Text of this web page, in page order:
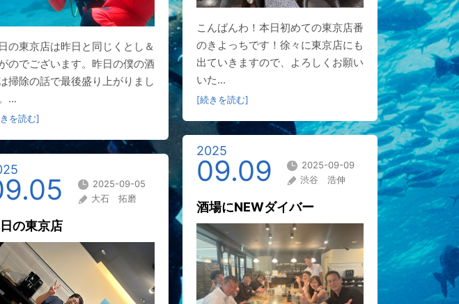
こんばんわ！本日初めての東京店番
のきよっちです！徐々に東京店にも
出ていきますので、よろしくお願い
いた...
[続きを読む]
の東京店は昨日と同じくとし＆
のでございます。昨日の僕の酒
掃除の話で最後盛り上がりまし
...
を読む]
2025
09.09
2025-09-09
渋谷 浩伸
酒場にNEWダイバー
2025-09-05
大石 拓磨
の東京店